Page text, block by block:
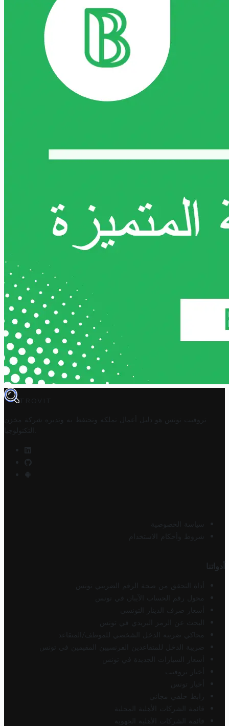
TROVIT
تروفيت تونس هو دليل أعمال تملكه وتحتفظ به وتديره
شركة مخزن
التكنولوجيا
سياسة الخصوصية
شروط وأحكام الاستخدام
أدواتنا
أداة التحقق من صحة الرقم الضريبي تونس
محول رقم الحساب الآيبان في تونس
أسعار صرف الدينار التونسي
البحث عن الرمز البريدي في تونس
محاكي ضريبة الدخل الشخصي للموظف/المتقاعد
ضريبة الدخل للمتقاعدين الفرنسيين المقيمين في تونس
أسعار السيارات الجديدة في تونس
أخبار تروفيت
أخبار تونس
رابط خلفي مجاني
قائمة الشركات الأهلية المحلية
قائمة الشركات الأهلية الجهوية